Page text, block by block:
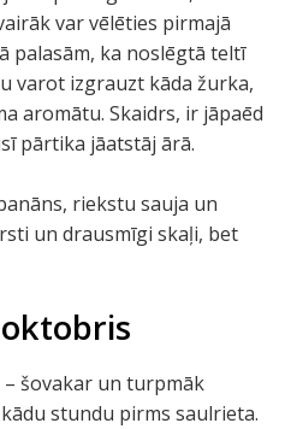
var vēlēties pirmajā
palasām, ka noslēgtā teltī
varot izgrauzt kāda žurka,
aromātu. Skaidrs, ir jāpaēd
pārtika jāatstāj ārā.
riekstu sauja un
un drausmīgi skaļi, bet
šovakar un turpmāk
stundu pirms saulrieta.